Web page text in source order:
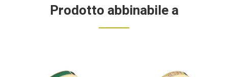
Prodotto abbinabile a